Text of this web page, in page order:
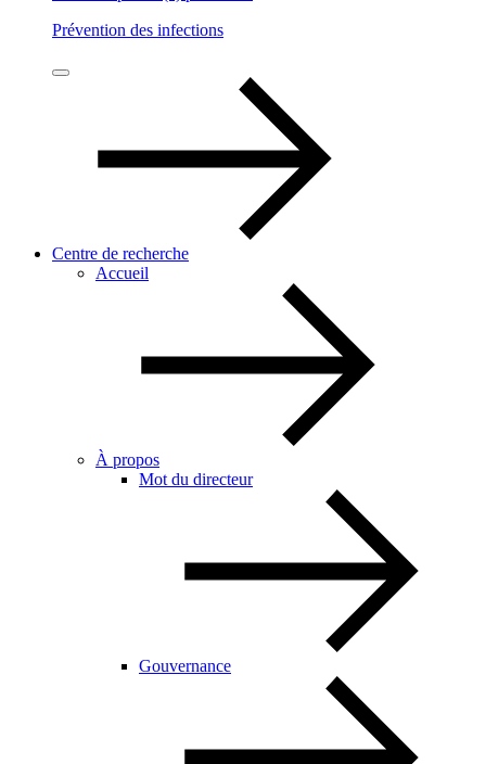
Prévention des infections
Centre de recherche
Accueil
À propos
Mot du directeur
Gouvernance